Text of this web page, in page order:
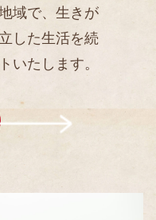
域で、生きが
した生活を続
いたします。